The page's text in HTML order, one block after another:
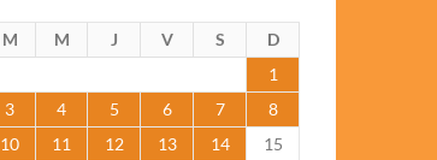
M M J V S
D
1
3 4 5 6 7
8
10 11 12 13 14
15